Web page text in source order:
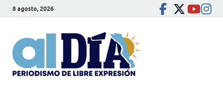
8 agosto, 2026